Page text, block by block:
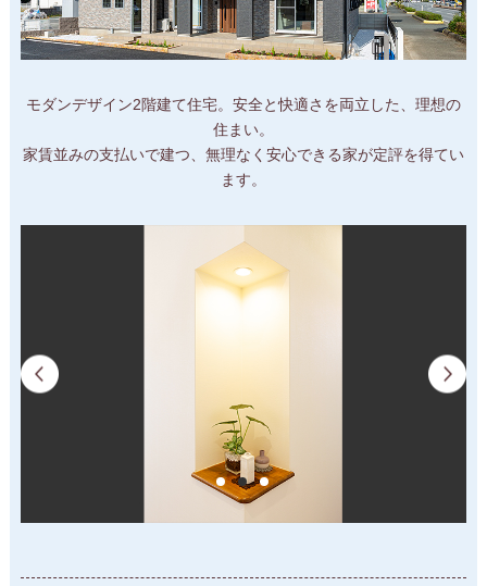
モダンデザイン2階建て住宅。安全と快適さを両立した、理想の
住まい。
家賃並みの支払いで建つ、無理なく安心できる家が定評を得てい
ます。